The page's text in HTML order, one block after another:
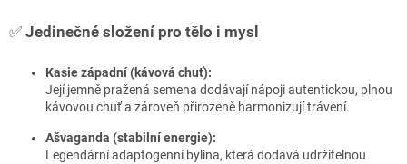
✅ Jedinečné složení pro tělo i mysl
Kasie západní (kávová chuť):
Její jemně pražená semena dodávají nápoji autentickou, plnou
kávovou chuť a zároveň přirozeně harmonizují trávení.
Ašvaganda (stabilní energie):
Legendární adaptogenní bylina, která dodává udržitelnou